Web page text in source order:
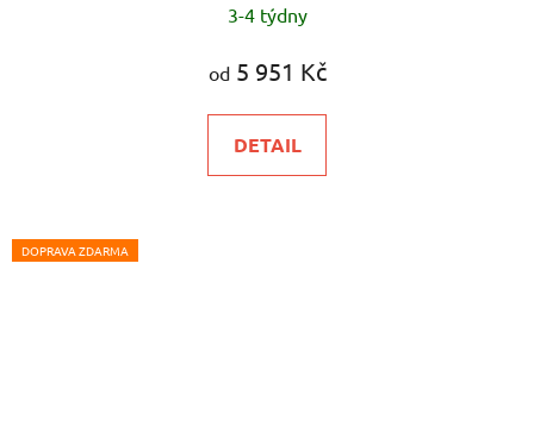
3-4 týdny
od5 951 Kč
DETAIL
DOPRAVA ZDARMA